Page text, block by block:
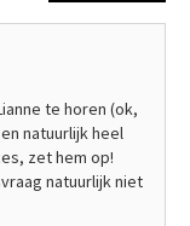
te horen (ok,
natuurlijk heel
zet hem op!
natuurlijk niet